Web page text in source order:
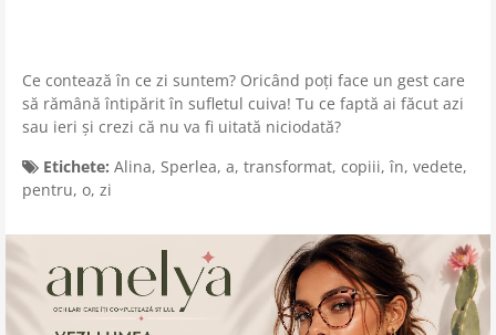
Ce contează în ce zi suntem? Oricând poți face un gest care
să rămână întipărit în sufletul cuiva! Tu ce faptă ai făcut azi
sau ieri și crezi că nu va fi uitată niciodată?
Etichete: Alina, Sperlea, a, transformat, copiii,în, vedete,
pentru, o, zi